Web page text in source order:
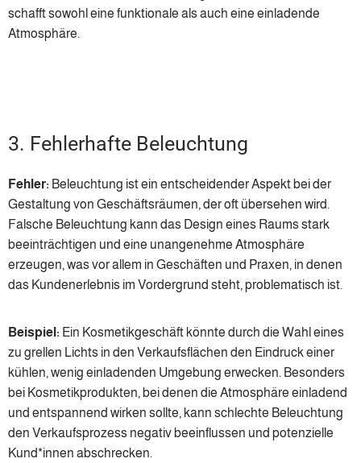
schafft sowohl eine funktionale als auch eine einladende
Atmosphäre.
3. Fehlerhafte Beleuchtung
Fehler: Beleuchtung ist ein entscheidender Aspekt bei der
Gestaltung von Geschäftsräumen, der oft übersehen wird.
Falsche Beleuchtung kann das Design eines Raums stark
beeinträchtigen und eine unangenehme Atmosphäre
erzeugen, was vor allem in Geschäften und Praxen, in denen
das Kundenerlebnis im Vordergrund steht, problematisch ist.
Beispiel: Ein Kosmetikgeschäft könnte durch die Wahl eines
zu grellen Lichts in den Verkaufsflächen den Eindruck einer
kühlen, wenig einladenden Umgebung erwecken. Besonders
bei Kosmetikprodukten, bei denen die Atmosphäre einladend
und entspannend wirken sollte, kann schlechte Beleuchtung
den Verkaufsprozess negativ beeinflussen und potenzielle
Kund*innen abschrecken.